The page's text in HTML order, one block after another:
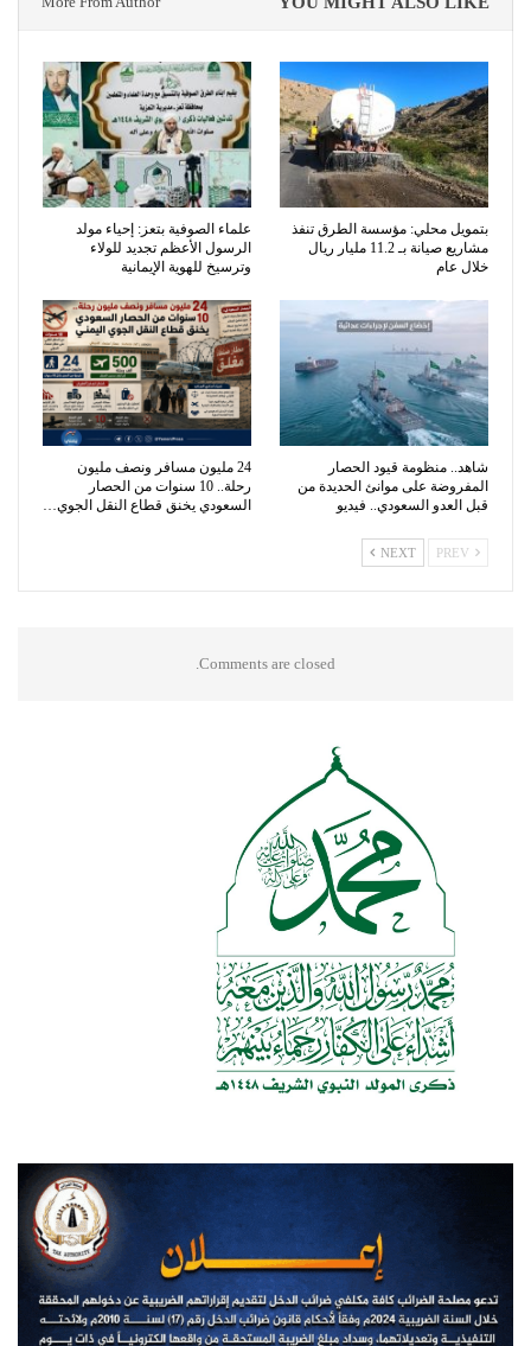
بتمويل محلي: مؤسسة الطرق تنفذ
مشاريع صيانة بـ 11.2 مليار ريال
خلال عام
​علماء الصوفية بتعز: إحياء مولد
الرسول الأعظم تجديد للولاء
وترسيخ للهوية الإيمانية
شاهد.. منظومة قيود الحصار
المفروضة على موانئ الحديدة من
قبل العدو السعودي.. فيديو
24 مليون مسافر ونصف مليون
رحلة.. 10 سنوات من الحصار
السعودي يخنق قطاع النقل الجوي…
NEXT
Comments are closed.